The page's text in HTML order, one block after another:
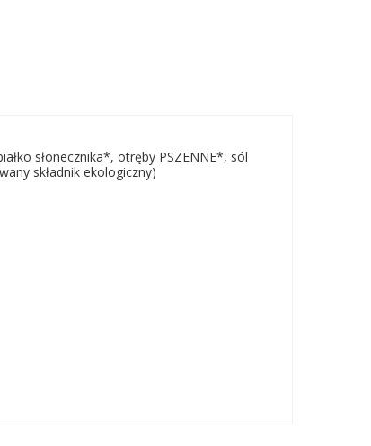
słonecznika*, otręby PSZENNE*, sól
składnik ekologiczny)